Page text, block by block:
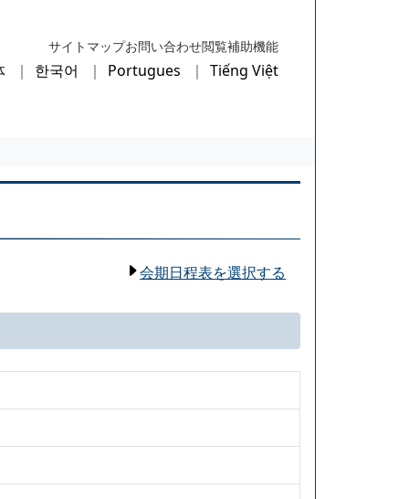
サイトマップお問い合わせ閲覧補助機能
한국어 Portugues Tiếng Việt
会期日程表を選択する